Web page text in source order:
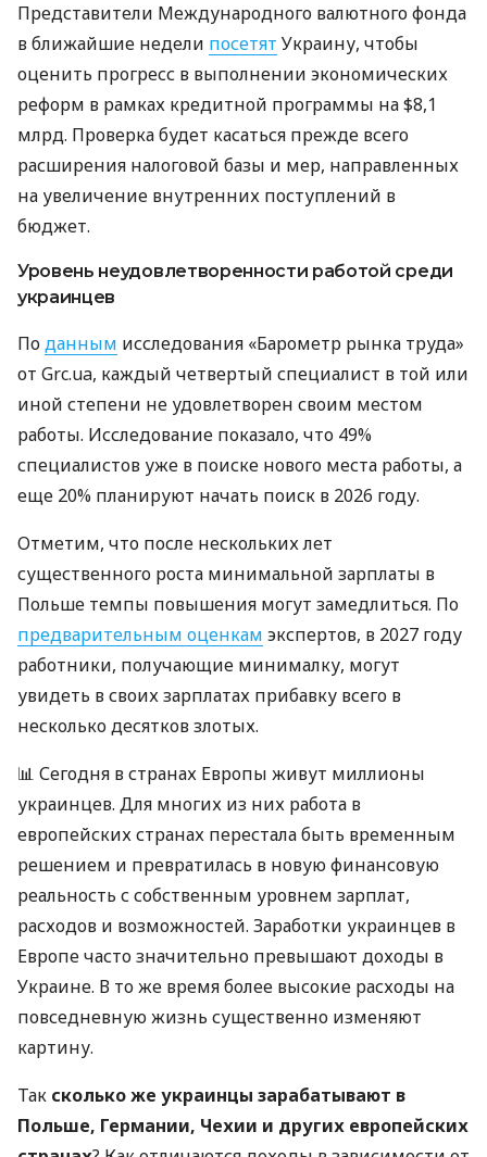
Представители Международного валютного фонда
в ближайшие недели посетят Украину, чтобы
оценить прогресс в выполнении экономических
реформ в рамках кредитной программы на $8,1
млрд. Проверка будет касаться прежде всего
расширения налоговой базы и мер, направленных
на увеличение внутренних поступлений в
бюджет.
Уровень неудовлетворенности работой среди
украинцев
Поданным исследования «Барометр рынка труда»
от Grc.ua, каждый четвертый специалист в той или
иной степени не удовлетворен своим местом
работы. Исследование показало, что 49%
специалистов уже в поиске нового места работы, а
еще 20% планируют начать поиск в 2026 году.
Отметим, что после нескольких лет
существенного роста минимальной зарплаты в
Польше темпы повышения могут замедлиться. По
предварительным оценкам экспертов, в 2027 году
работники, получающие минималку, могут
увидеть в своих зарплатах прибавку всего в
несколько десятков злотых.
📊 Сегодня в странах Европы живут миллионы
украинцев. Для многих из них работа в
европейских странах перестала быть временным
решением и превратилась в новую финансовую
реальность с собственным уровнем зарплат,
расходов и возможностей. Заработки украинцев в
Европе часто значительно превышают доходы в
Украине. В то же время более высокие расходы на
повседневную жизнь существенно изменяют
картину.
Так сколько же украинцы зарабатывают в
Польше, Германии, Чехии и других европейских